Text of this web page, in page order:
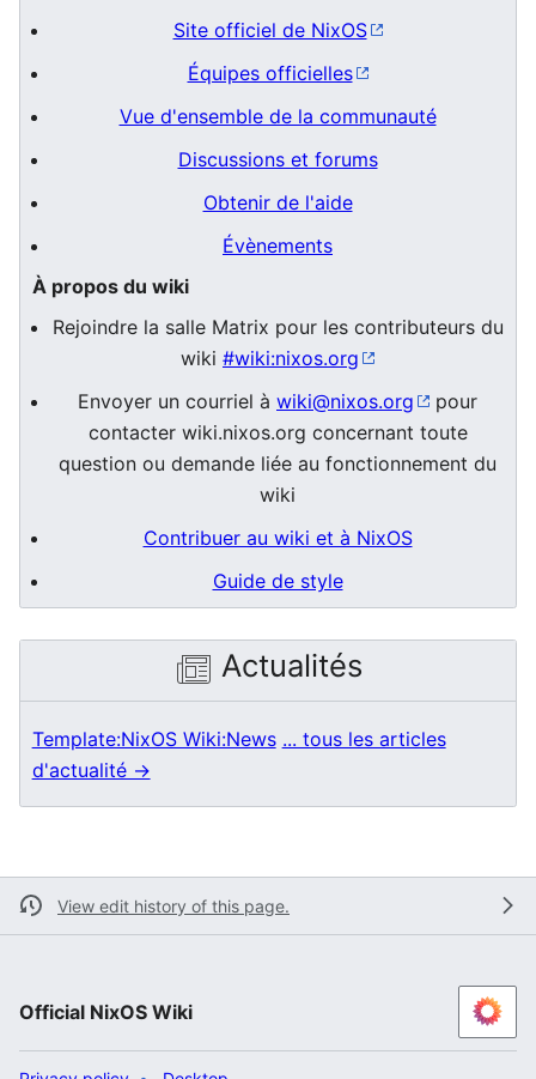
Site officiel de NixOS
Équipes officielles
Vue d'ensemble de la communauté
Discussions et forums
Obtenir de l'aide
Évènements
À propos du wiki
Rejoindre la salle Matrix pour les contributeurs du
wiki #wiki:nixos.org
Envoyer un courriel à wiki@nixos.org
pour
contacter wiki.nixos.org concernant toute
question ou demande liée au fonctionnement du
wiki
Contribuer au wiki et à NixOS
Guide de style
Actualités
Template:NixOS Wiki:News ... tous les articles
d'actualité →
View edit history of this page.
Official NixOS Wiki